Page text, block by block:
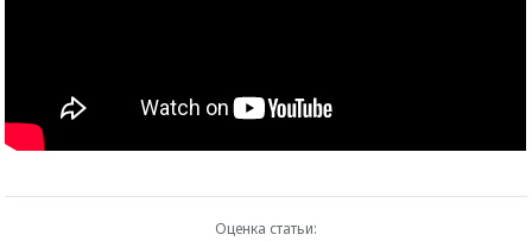
Оценка статьи: